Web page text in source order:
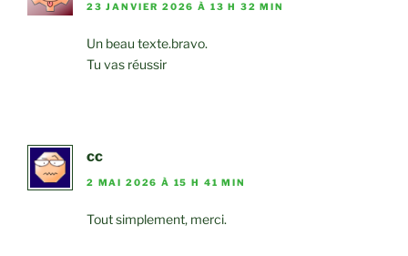
23 JANVIER 2026 À 13 H 32 MIN
Un beau texte.bravo.
Tu vas réussir
cc
2 MAI 2026 À 15 H 41 MIN
Tout simplement, merci.